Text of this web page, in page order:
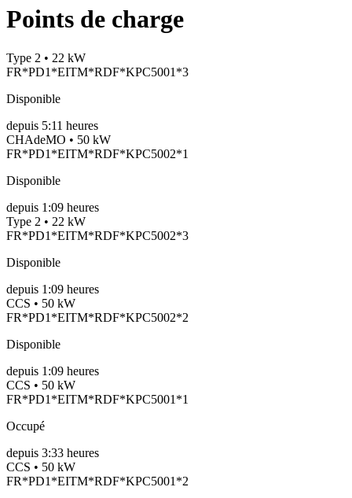
Points de charge
Type 2 • 22 kW
FR*PD1*EITM*RDF*KPC5001*3
Disponible
depuis 5:11 heures
CHAdeMO • 50 kW
FR*PD1*EITM*RDF*KPC5002*1
Disponible
depuis 1:09 heures
Type 2 • 22 kW
FR*PD1*EITM*RDF*KPC5002*3
Disponible
depuis 1:09 heures
CCS • 50 kW
FR*PD1*EITM*RDF*KPC5002*2
Disponible
depuis 1:09 heures
CCS • 50 kW
FR*PD1*EITM*RDF*KPC5001*1
Occupé
depuis 3:33 heures
CCS • 50 kW
FR*PD1*EITM*RDF*KPC5001*2